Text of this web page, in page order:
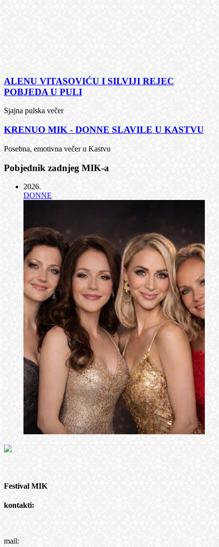
ALENU VITASOVIĆU I SILVIJI REJEC
POBJEDA U PULI
Sjajna pulska večer
KRENUO MIK - DONNE SLAVILE U KASTVU
Posebna, emotivna večer u Kastvu
Pobjednik zadnjeg MIK-a
2026.
DONNE
Festival MIK
kontakti:
mail: